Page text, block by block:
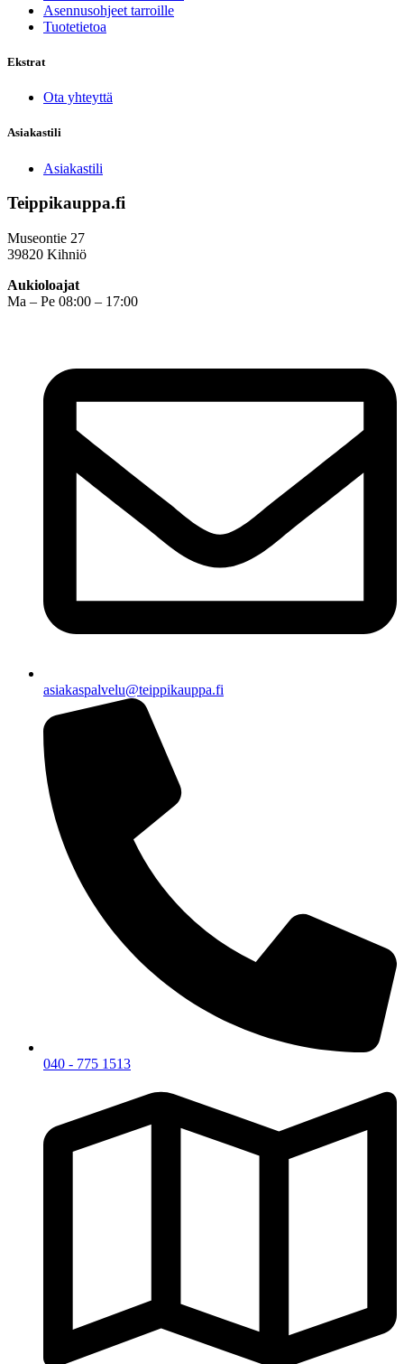
Asennusohjeet tarroille
Tuotetietoa
Ekstrat
Ota yhteyttä
Asiakastili
Asiakastili
Teippikauppa.fi
Museontie 27
39820 Kihniö
Aukioloajat
Ma – Pe 08:00 – 17:00
asiakaspalvelu@teippikauppa.fi
040 - 775 1513